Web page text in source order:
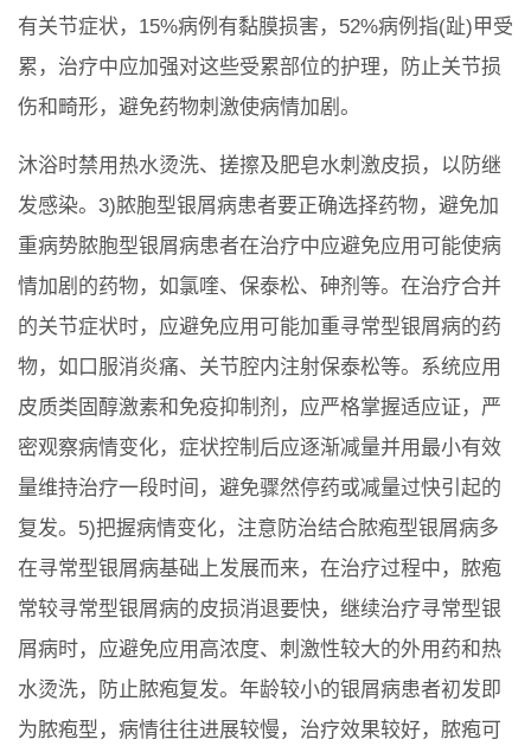
有关节症状，15%病例有黏膜损害，52%病例指(趾)甲受
累，治疗中应加强对这些受累部位的护理，防止关节损
伤和畸形，避免药物刺激使病情加剧。
沐浴时禁用热水烫洗、搓擦及肥皂水刺激皮损，以防继
发感染。3)脓胞型银屑病患者要正确选择药物，避免加
重病势脓胞型银屑病患者在治疗中应避免应用可能使病
情加剧的药物，如氯喹、保泰松、砷剂等。在治疗合并
的关节症状时，应避免应用可能加重寻常型银屑病的药
物，如口服消炎痛、关节腔内注射保泰松等。系统应用
皮质类固醇激素和免疫抑制剂，应严格掌握适应证，严
密观察病情变化，症状控制后应逐渐减量并用最小有效
量维持治疗一段时间，避免骤然停药或减量过快引起的
复发。5)把握病情变化，注意防治结合脓疱型银屑病多
在寻常型银屑病基础上发展而来，在治疗过程中，脓疱
常较寻常型银屑病的皮损消退要快，继续治疗寻常型银
屑病时，应避免应用高浓度、刺激性较大的外用药和热
水烫洗，防止脓疱复发。年龄较小的银屑病患者初发即
为脓疱型，病情往往进展较慢，治疗效果较好，脓疱可